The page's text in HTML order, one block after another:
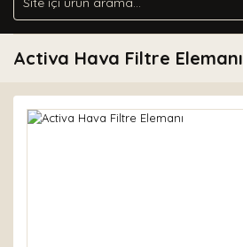
Activa Hava Filtre Elemanı